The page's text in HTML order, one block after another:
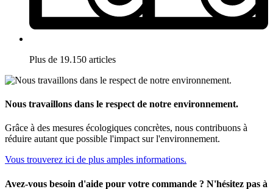
Plus de 19.150 articles
Nous travaillons dans le respect de notre environnement.
Grâce à des mesures écologiques concrètes, nous contribuons à
réduire autant que possible l'impact sur l'environnement.
Vous trouverez ici de plus amples informations.
Avez-vous besoin d'aide pour votre commande ? N'hésitez pas à